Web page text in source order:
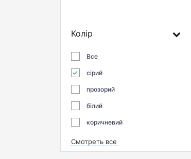
Колір
Все
сірий
прозорий
білий
коричневий
Смотреть все